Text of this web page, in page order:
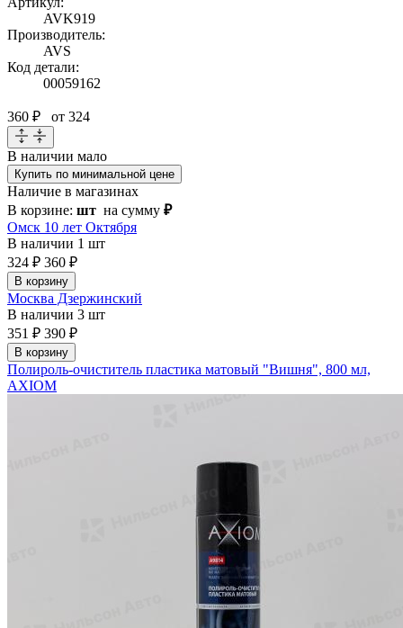
AVK919
Производитель:
AVS
Код детали:
00059162
360 ₽ от 324
В наличии мало
Купить по минимальной цене
Наличие в магазинах
В корзине: шт на сумму ₽
Омск 10 лет Октября
В наличии 1 шт
324 ₽ 360 ₽
В корзину
Москва Дзержинский
В наличии 3 шт
351 ₽ 390 ₽
В корзину
Полироль-очиститель пластика матовый "Вишня", 800 мл,
AXIOM